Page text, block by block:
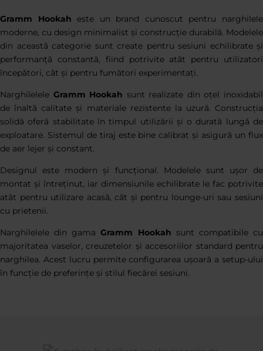
Gramm Hookah este un brand cunoscut pentru narghilele
moderne, cu design minimalist și construcție durabilă. Modelele
din această categorie sunt create pentru sesiuni echilibrate și
performanță constantă, fiind potrivite atât pentru utilizatori
începători, cât și pentru fumători experimentați.
Narghilelele Gramm Hookah sunt realizate din oțel inoxidabil
de înaltă calitate și materiale rezistente la uzură. Construcția
solidă oferă stabilitate în timpul utilizării și o durată lungă de
exploatare. Sistemul de tiraj este bine calibrat și asigură un flux
de aer lejer și constant.
Designul este modern și funcțional. Modelele sunt ușor de
montat și întreținut, iar dimensiunile echilibrate le fac potrivite
atât pentru utilizare acasă, cât și pentru lounge-uri sau sesiuni
cu prietenii.
Narghilelele din gamaGramm Hookah sunt compatibile cu
majoritatea vaselor, creuzetelor și accesoriilor standard pentru
narghilea. Acest lucru permite configurarea ușoară a setup-ului
în funcție de preferințe și stilul fiecărei sesiuni.